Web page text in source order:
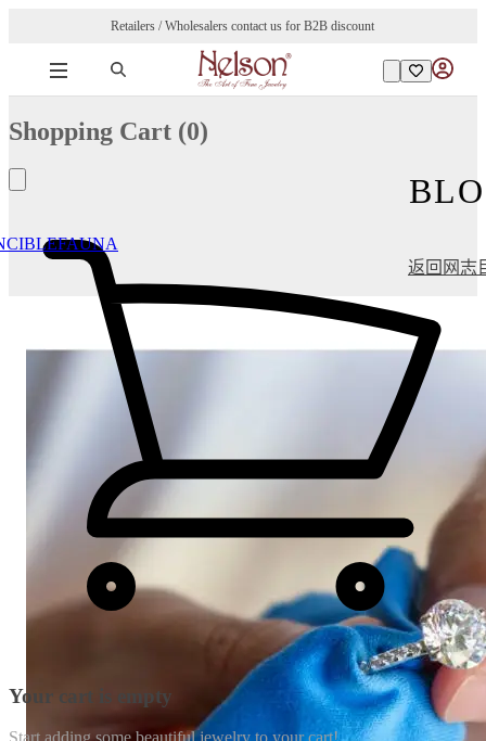
Retailers / Wholesalers contact us for B2B discount
FAUNA
Shopping Cart (0)
Your cart is empty
返回网志